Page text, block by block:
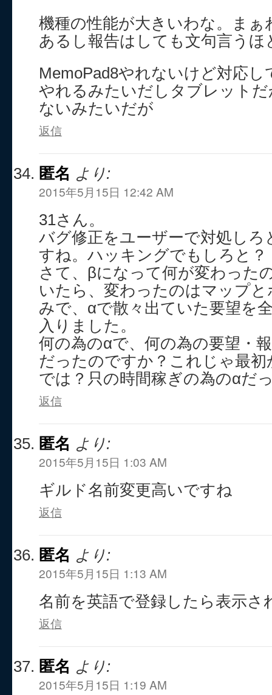
機種の性能が大きいわな。ま
あるし報告はしても文句言うほ
MemoPad8やれないけど対応
やれるみたいだしタブレット
ないみたいだが
返信
匿名 より:
2015年5月15日 12:42 AM
31さん。
バグ修正をユーザーで対処しろ
すね。ハッキングでもしろと？
さて、βになって何が変わった
いたら、変わったのはマップ
みで、αで散々出ていた要望を
入りました。
何の為のαで、何の為の要望・
だったのですか？これじゃ最
では？只の時間稼ぎの為のαだ
返信
匿名 より:
2015年5月15日 1:03 AM
ギルド名前変更高いですね
返信
匿名 より:
2015年5月15日 1:13 AM
名前を英語で登録したら表示さ
返信
匿名 より:
2015年5月15日 1:19 AM